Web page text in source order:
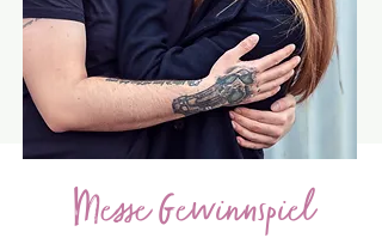
Messe Gewinnspiel